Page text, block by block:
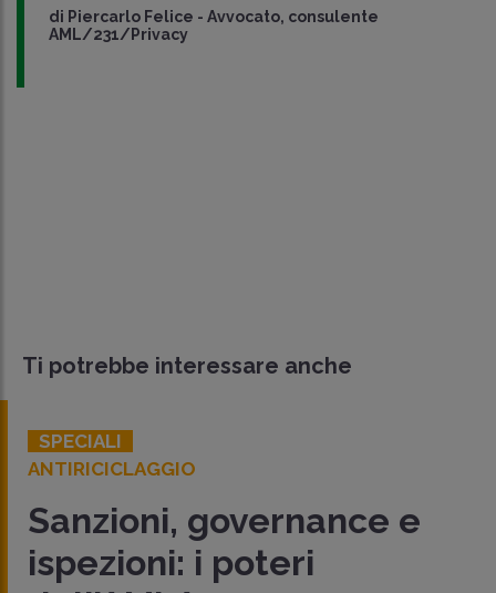
di Piercarlo Felice - Avvocato, consulente
AML/231/Privacy
Ti potrebbe interessare anche
SPECIALI
ANTIRICICLAGGIO
Sanzioni, governance e
ispezioni: i poteri